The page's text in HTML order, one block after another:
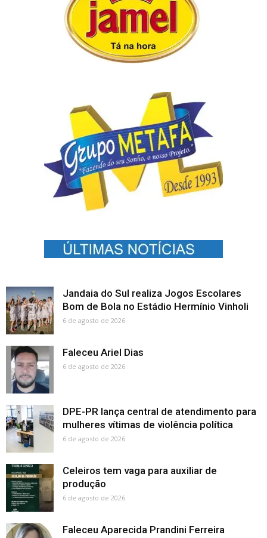
Jandaia do Sul realiza Jogos Escolares
Bom de Bola no Estádio Hermínio Vinholi
6 de agosto de 2026
Faleceu Ariel Dias
6 de agosto de 2026
DPE-PR lança central de atendimento para
mulheres vítimas de violência política
6 de agosto de 2026
Celeiros tem vaga para auxiliar de
produção
6 de agosto de 2026
Faleceu Aparecida Prandini Ferreira